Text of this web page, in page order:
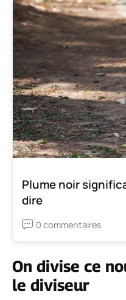
Plume noir
dire
0 commentaires
On divise ce
le diviseur